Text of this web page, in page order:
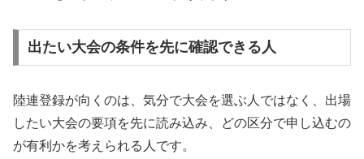
出たい大会の条件を先に確認できる人
陸連登録が向くのは、気分で大会を選ぶ人ではなく、出場
したい大会の要項を先に読み込み、どの区分で申し込むの
が有利かを考えられる人です。